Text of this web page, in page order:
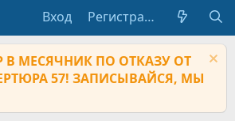
Вход Регистрация
В МЕСЯЧНИК ПО ОТКАЗУ ОТ
57! ЗАПИСЫВАЙСЯ, МЫ